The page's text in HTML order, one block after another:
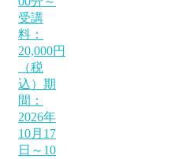
受講
料：
20,000円
（税
込）期
間：
2026年
10月17
日～10